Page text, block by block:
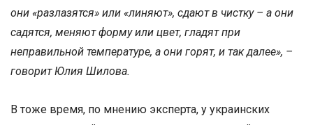
они «разлазятся» или «линяют», сдают в чистку – а они
садятся, меняют форму или цвет, гладят при
неправильной температуре, а они горят, и так далее», –
говорит Юлия Шилова.
В тоже время, по мнению эксперта, у украинских